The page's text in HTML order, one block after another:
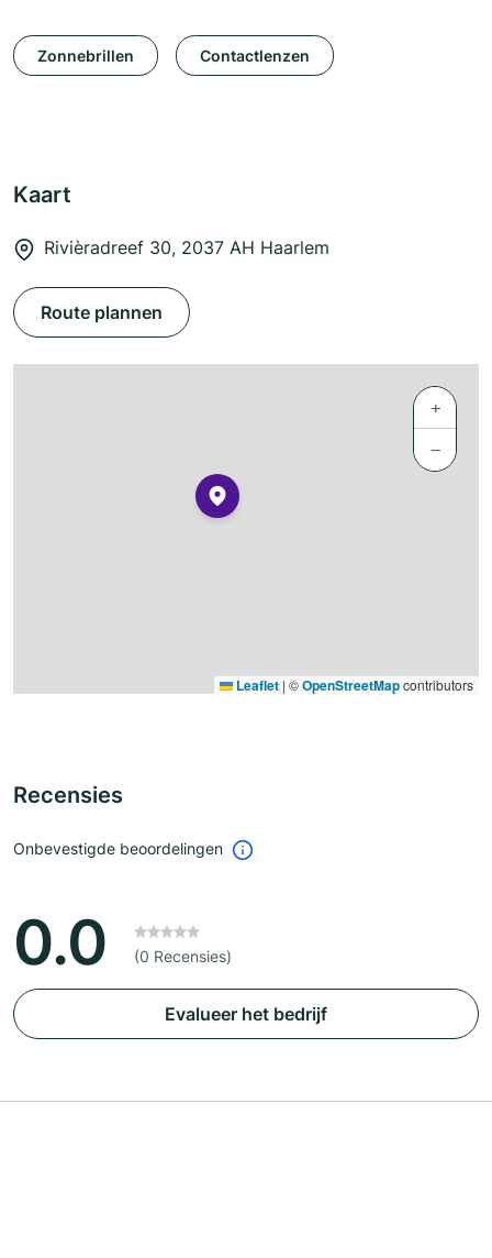
Zonnebrillen Contactlenzen
Kaart
Rivièradreef 30, 2037 AH Haarlem
Route plannen
+
−
Leaflet | ©OpenStreetMapcontributors
Recensies
Onbevestigde beoordelingen
0.0 (0 Recensies)
Evalueer het bedrijf